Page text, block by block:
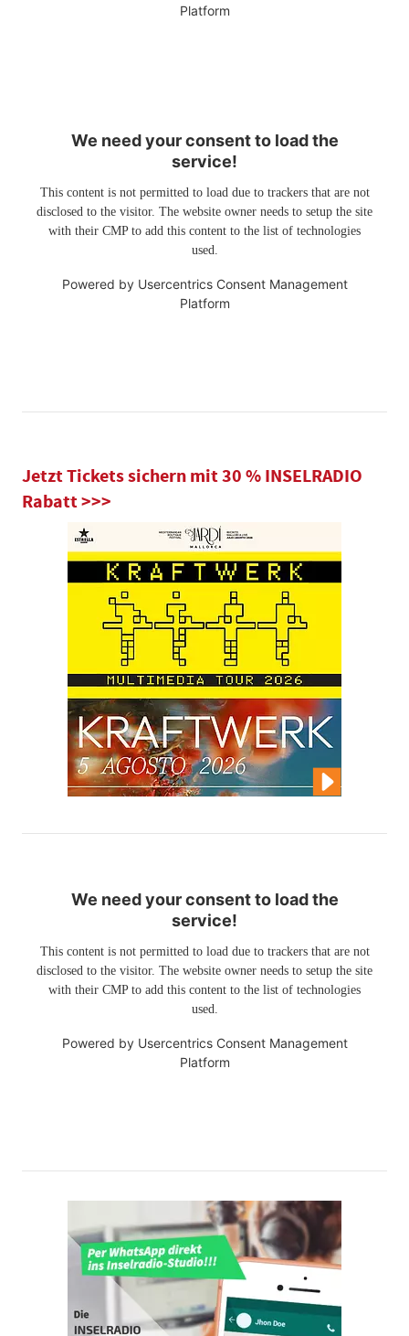
Platform
We need your consent to load the
service!
This content is not permitted to load due to trackers that are not
disclosed to the visitor. The website owner needs to setup the site
with their CMP to add this content to the list of technologies
used.
Powered by Usercentrics Consent Management
Platform
Jetzt Tickets sichern mit 30 % INSELRADIO
Rabatt >>>
We need your consent to load the
service!
This content is not permitted to load due to trackers that are not
disclosed to the visitor. The website owner needs to setup the site
with their CMP to add this content to the list of technologies
used.
Powered by Usercentrics Consent Management
Platform